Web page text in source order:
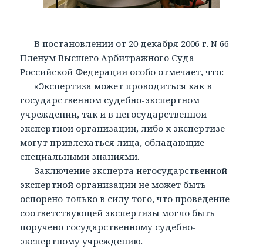
В постановлении от 20 декабря 2006 г. N 66
Пленум Высшего Арбитражного Суда
Российской Федерации особо отмечает, что:
«Экспертиза может проводиться как в
государственном судебно-экспертном
учреждении, так и в негосударственной
экспертной организации, либо к экспертизе
могут привлекаться лица, обладающие
специальными знаниями.
Заключение эксперта негосударственной
экспертной организации не может быть
оспорено только в силу того, что проведение
соответствующей экспертизы могло быть
поручено государственному судебно-
экспертному учреждению.